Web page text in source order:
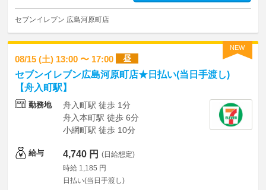
セブンイレブン 広島河原町店
NEW
08/15 (土) 13:00 〜 17:00 昼
セブンイレブン広島河原町店★日払い(当日手渡し)
【舟入町駅】
勤務地
舟入町駅 徒歩 1分
舟入本町駅 徒歩 6分
小網町駅 徒歩 10分
給与 4,740 円 (日給想定)
時給 1,185 円
日払い(当日手渡し)